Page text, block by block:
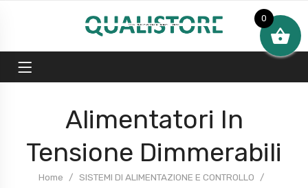
Alimentatori In
Tensione Dimmerabili
Home
SISTEMI DI ALIMENTAZIONE E CONTROLLO
0